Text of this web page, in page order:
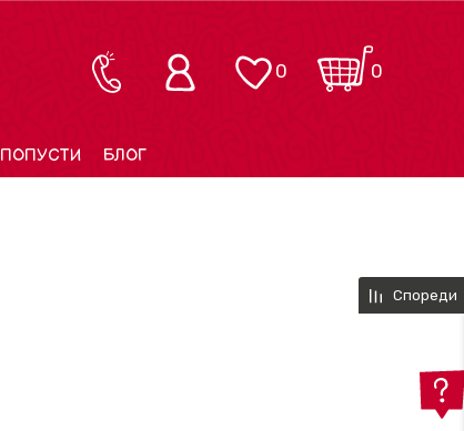
0
0
ПОПУСТИ БЛОГ
Спореди